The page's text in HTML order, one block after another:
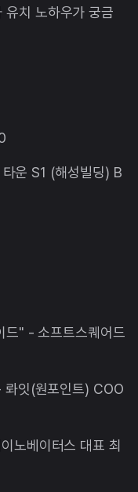
유치 노하우가 궁금
운 S1 (해성빌딩) B
드" - 소프트스퀘어드
잇(원포인트) COO
노베이터스 대표 최